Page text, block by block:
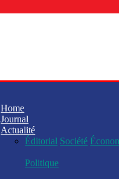
Home
Journal
Actualité
Éditorial Société
Politique